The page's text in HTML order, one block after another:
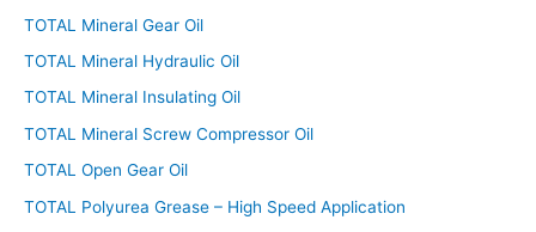
TOTAL Mineral Gear Oil
TOTAL Mineral Hydraulic Oil
TOTAL Mineral Insulating Oil
TOTAL Mineral Screw Compressor Oil
TOTAL Open Gear Oil
TOTAL Polyurea Grease – High Speed Application